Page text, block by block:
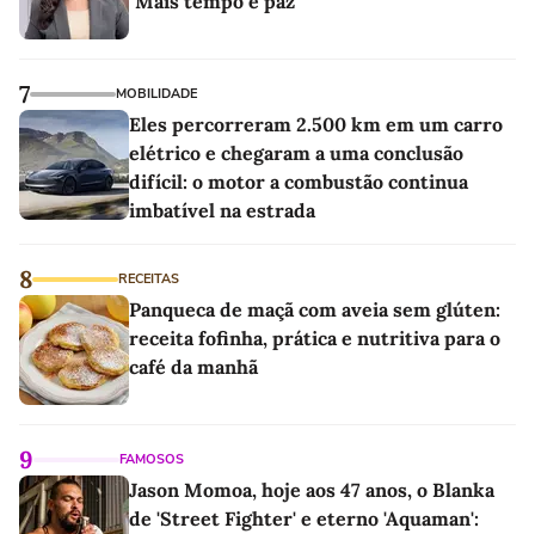
7 MOBILIDADE
Eles percorreram 2.500 km em um carro
elétrico e chegaram a uma conclusão
difícil: o motor a combustão continua
imbatível na estrada
8 RECEITAS
Panqueca de maçã com aveia sem glúten:
receita fofinha, prática e nutritiva para o
café da manhã
9 FAMOSOS
Jason Momoa, hoje aos 47 anos, o Blanka
de 'Street Fighter' e eterno 'Aquaman':